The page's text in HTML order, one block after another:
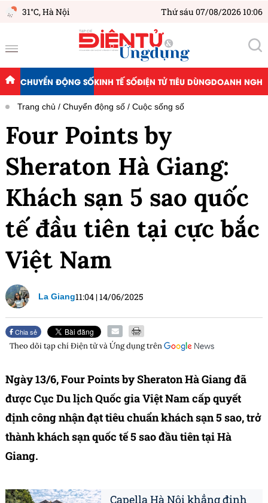
31°C,Hà Nội Thứ sáu 07/08/2026 10:06
CHUYỂN ĐỘNG SỐKINH TẾ SỐĐIỆN TỬ TIÊU DÙNGDOANH
Trang chủ Chuyển động số Cuộc sống số
Four Points by
Sheraton Hà Giang:
Khách sạn 5 sao quốc
tế đầu tiên tại cực bắc
Việt Nam
La Giang11:04 |14/06/2025
Chia sẻ
Theo dõi tạp chíĐiện tử và Ứng dụngtrên
Ngày 13/6, Four Points by Sheraton Hà Giang đã
được Cục Du lịch Quốc gia Việt Nam cấp quyết
định công nhận đạt tiêu chuẩn khách sạn 5 sao, trở
thành khách sạn quốc tế 5 sao đầu tiên tại Hà
Giang.
Capella Hà Nội khẳng định